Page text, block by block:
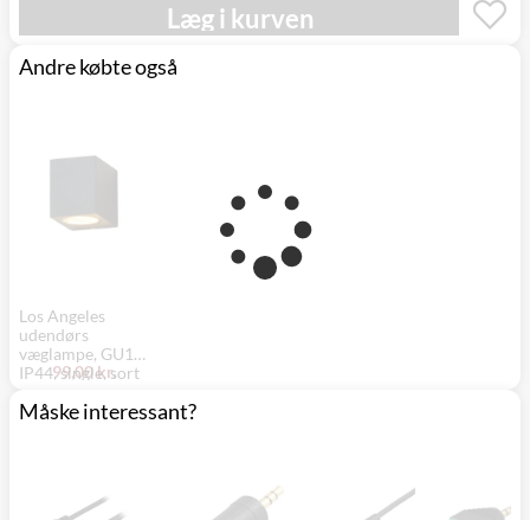
Læg i kurven
Andre købte også
Los Angeles
udendørs
væglampe, GU10,
IP44, single, sort
99,00 kr.
Måske interessant?